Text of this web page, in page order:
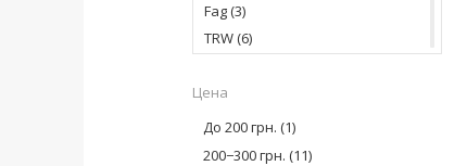
Fag(3)
TRW(6)
Swag
CTR(4)
Moog(12)
Цена
До 200 грн. (1)
200−300 грн. (11)